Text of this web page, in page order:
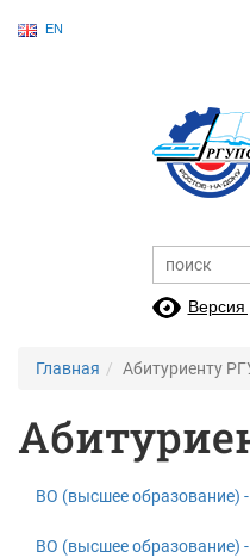
EN
Главная Абитуриенту
ВО (высшее образование)
ВО (высшее образование)